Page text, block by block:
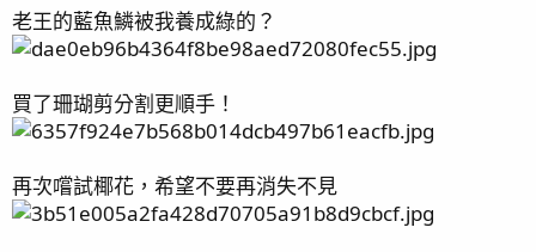
老王的藍魚鱗被我養成綠的？
買了珊瑚剪分割更順手！
再次嚐試椰花，希望不要再消失不見